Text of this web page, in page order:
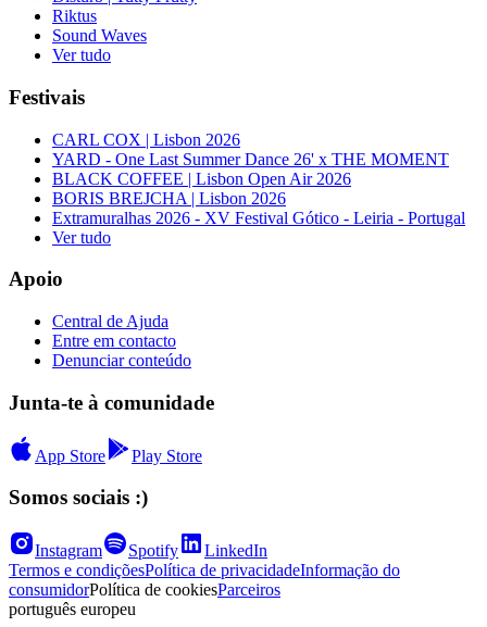
Riktus
Sound Waves
Ver tudo
Festivais
CARL COX | Lisbon 2026
YARD - One Last Summer Dance 26' x THE MOMENT
BLACK COFFEE | Lisbon Open Air 2026
BORIS BREJCHA | Lisbon 2026
Extramuralhas 2026 - XV Festival Gótico - Leiria - Portugal
Ver tudo
Apoio
Central de Ajuda
Entre em contacto
Denunciar conteúdo
Junta-te à comunidade
App Store Play Store
Somos sociais :)
Instagram Spotify
LinkedIn
Termos e condiçõesPolítica de privacidadeInformação do
consumidorPolítica de cookiesParceiros
português europeu